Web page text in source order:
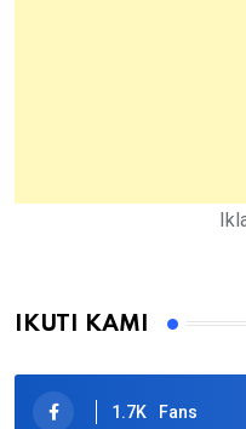
IKUTI KAMI
1.7K Fans